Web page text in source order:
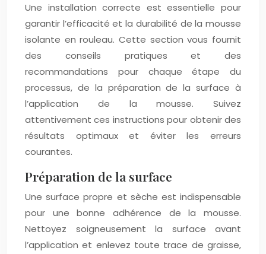
Une installation correcte est essentielle pour
garantir l’efficacité et la durabilité de la mousse
isolante en rouleau. Cette section vous fournit
des conseils pratiques et des
recommandations pour chaque étape du
processus, de la préparation de la surface à
l’application de la mousse. Suivez
attentivement ces instructions pour obtenir des
résultats optimaux et éviter les erreurs
courantes.
Préparation de la surface
Une surface propre et sèche est indispensable
pour une bonne adhérence de la mousse.
Nettoyez soigneusement la surface avant
l’application et enlevez toute trace de graisse,